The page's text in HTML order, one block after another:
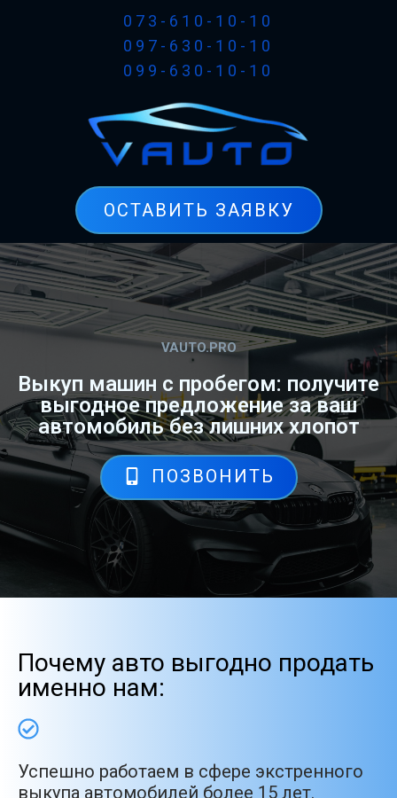
073-610-10-10
097-630-10-10
099-630-10-10
ОСТАВИТЬ ЗАЯВКУ
VAUTO.PRO
Выкуп машин с пробегом: получите
выгодное предложение за ваш
автомобиль без лишних хлопот
ПОЗВОНИТЬ
Почему авто выгодно продать
именно нам:
Успешно работаем в сфере экстренного
выкупа автомобилей более 15 лет.